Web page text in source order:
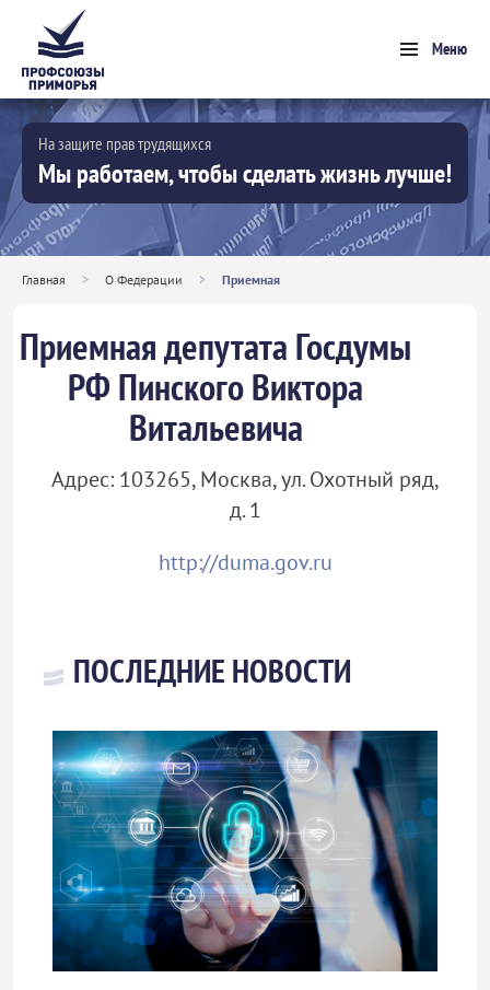
Меню
На защите прав трудящихся
Мы работаем, чтобы сделать жизнь лучше!
Главная > О Федерации > Приемная
Приемная депутата Госдумы
РФ Пинского Виктора
Витальевича
Адрес: 103265, Москва, ул. Охотный ряд,
д. 1
http://duma.gov.ru
ПОСЛЕДНИЕ НОВОСТИ